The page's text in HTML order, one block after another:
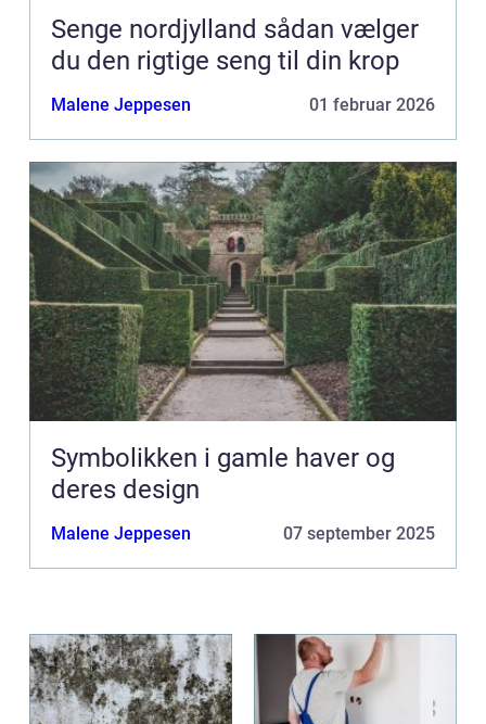
Senge nordjylland sådan vælger
du den rigtige seng til din krop
Malene Jeppesen 01 februar 2026
Symbolikken i gamle haver og
deres design
Malene Jeppesen 07 september 2025